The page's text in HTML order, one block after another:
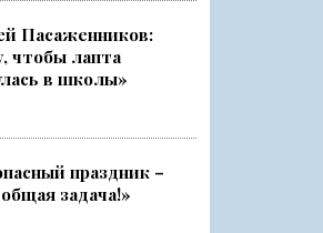
серебряным ...
раз ещ...
Пасаженников:
чтобы лапта
в школы»
праздник –
задача!»